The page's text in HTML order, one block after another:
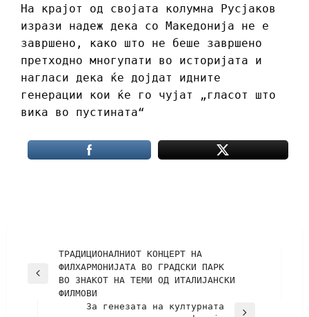
На крајот од својата колумна Русјаков
изрази надеж дека со Македонија не е
завршено, како што не беше завршено
претходно многупати во историјата и
нагласи дека ќе дојдат идните
генерации кои ќе го чујат „гласот што
вика во пустината“
ТРАДИЦИОНАЛНИОТ КОНЦЕРТ НА
ФИЛХАРМОНИЈАТА ВО ГРАДСКИ ПАРК
ВО ЗНАКОТ НА ТЕМИ ОД ИТАЛИЈАНСКИ
ФИЛМОВИ
За генезата на културната